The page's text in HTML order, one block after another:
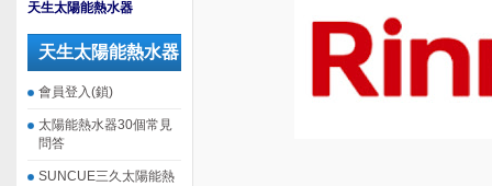
天生太陽能熱水器
天生太陽能熱水器
會員登入(鎖)
太陽能熱水器30個常見
問答
SUNCUE三久太陽能熱